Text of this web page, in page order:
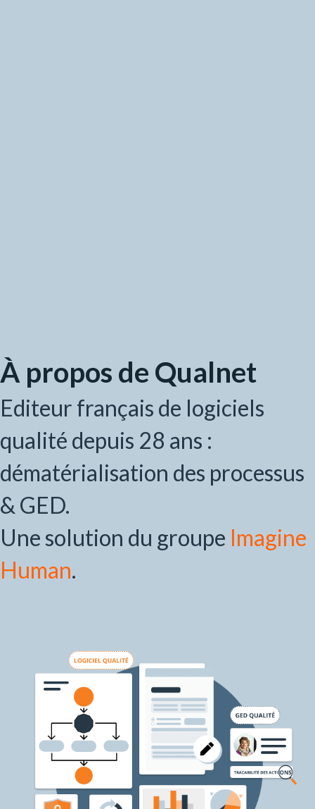
À propos de Qualnet
Editeur français de logiciels
qualité depuis 28 ans :
dématérialisation des processus
& GED.
Une solution du groupe Imagine
Human.